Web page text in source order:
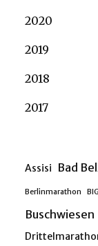
2020
2019
2018
2017
Assisi Bad
Berlinmarathon BIG
Buschwiesen